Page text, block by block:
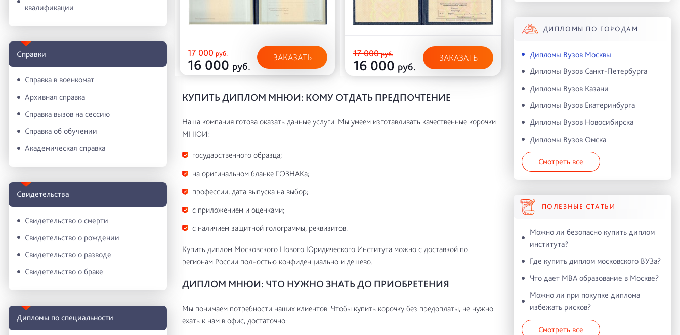
квалификации
Справки
Справка в военкомат
Архивная справка
Справка вызов на сессию
Справка об обучении
Академическая справка
Свидетельства
Свидетельство о смерти
Свидетельство о рождении
Свидетельство о разводе
Свидетельство о браке
Дипломы по специальности
17 000руб.
16 000 руб.
ЗАКАЗАТЬ 17 000руб.
16 000 руб.
ЗАКАЗАТЬ
КУПИТЬ ДИПЛОМ МНЮИ: КОМУ ОТДАТЬ ПРЕДПОЧТЕНИЕ
Наша компания готова оказать данные услуги. Мы умеем изготавливать качественные корочки
МНЮИ:
государственного образца;
на оригинальном бланке ГОЗНАКа;
профессии, дата выпуска на выбор;
с приложением и оценками;
с наличием защитной голограммы, реквизитов.
Купить диплом Московского Нового Юридического Института можно с доставкой по
регионам России полностью конфиденциально и дешево.
ДИПЛОМ МНЮИ: ЧТО НУЖНО ЗНАТЬ ДО ПРИОБРЕТЕНИЯ
Мы понимаем потребности наших клиентов. Чтобы купить корочку без предоплаты, не нужно
ехать к нам в офис, достаточно:
ДИПЛОМЫ ПО ГОРОДАМ
Дипломы Вузов Москвы
Дипломы Вузов Санкт-Петербурга
Дипломы Вузов Казани
Дипломы Вузов Екатеринбурга
Дипломы Вузов Новосибирска
Дипломы Вузов Омска
Смотреть все
ПОЛЕЗНЫЕ СТАТЬИ
Можно ли безопасно купить диплом
института?
Где купить диплом московского ВУЗа?
Что дает MBA образование в Москве?
Можно ли при покупке диплома
избежать рисков?
Смотреть все